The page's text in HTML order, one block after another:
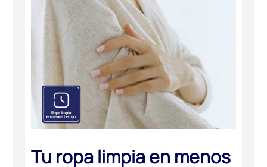
Tu ropa limpia en menos